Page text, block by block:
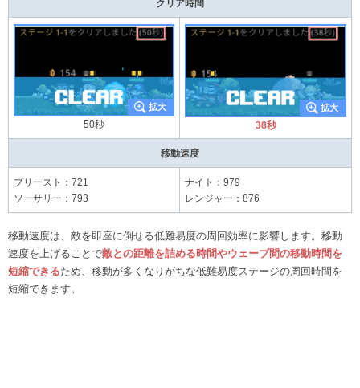
クリア時間
50秒 38秒
移動速度
プリースト：721
ソーサリー：793
ナイト：979
レンジャー：876
移動速度は、敵を即座に倒せる低難易度の周回効率に影響します。移動
速度を上げることで敵との距離を詰める時間やウェーブ間の移動時間を
短縮できるため、移動が多くなりがちな低難易度ステージの周回時間を
短縮できます。